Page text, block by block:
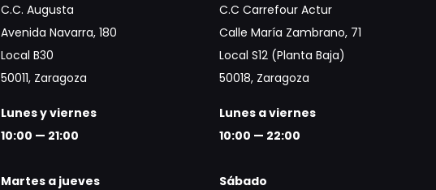
C.C. Augusta
Avenida Navarra, 180
Local B30
50011, Zaragoza
Lunes y viernes
10:00 — 21:00
Martes a jueves
C.C Carrefour Actur
Calle María Zambrano, 71
Local S12 (Planta Baja)
50018, Zaragoza
Lunes a viernes
10:00 — 22:00
Sábado